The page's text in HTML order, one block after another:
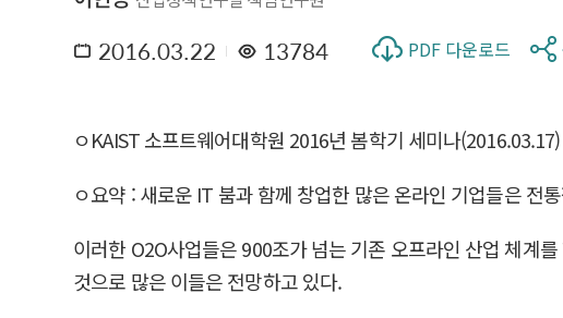
2016.03.22 13784 PDF 다운로드
ㅇKAIST 소프트웨어대학원 2016년 봄학기 세미나
ㅇ요약 : 새로운 IT 붐과 함께 창업한 많은 온라인 기업들은
이러한 O2O사업들은 900조가 넘는 기존 오프라인 산업 체계
것으로 많은 이들은 전망하고 있다.